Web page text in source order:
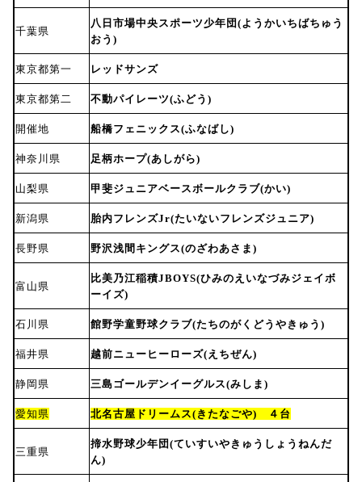
千葉県
八日市場中央スポーツ少年団(ようかいちばちゅう
おう)
東京都第一 レッドサンズ
東京都第二 不動パイレーツ(ふどう)
開催地 船橋フェニックス(ふなばし)
神奈川県 足柄ホープ(あしがら)
山梨県 甲斐ジュニアベースボールクラブ(かい)
新潟県 胎内フレンズJr(たいないフレンズジュニア)
長野県 野沢浅間キングス(のざわあさま)
富山県
比美乃江稲積JBOYS(ひみのえいなづみジェイボ
ーイズ)
石川県 館野学童野球クラブ(たちのがくどうやきゅう)
福井県 越前ニューヒーローズ(えちぜん)
静岡県 三島ゴールデンイーグルス(みしま)
愛知県 北名古屋ドリームス(きたなごや) ４台
三重県
揥水野球少年団(ていすいやきゅうしょうねんだ
ん)